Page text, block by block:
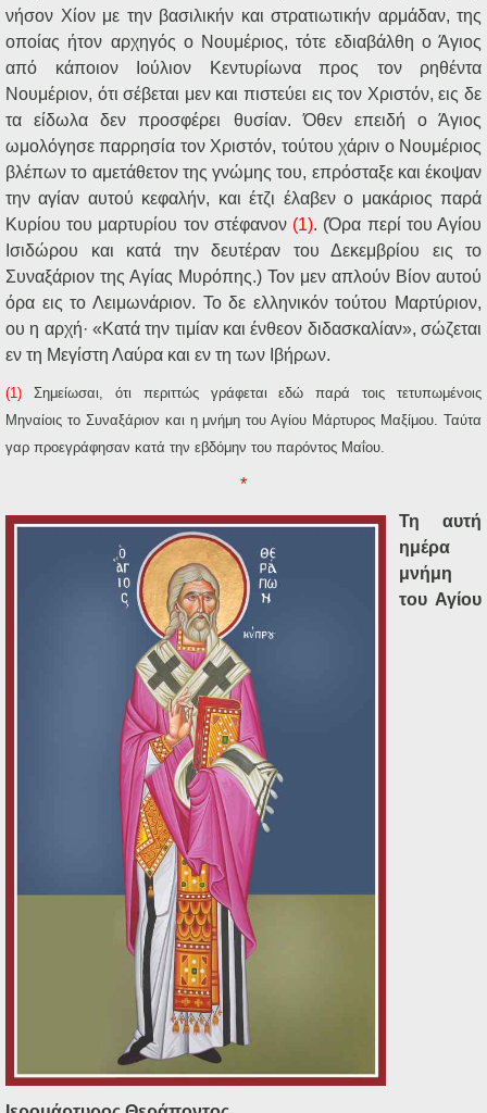
νήσον Χίον με την βασιλικήν και στρατιωτικήν αρμάδαν, της
οποίας ήτον αρχηγός ο Νουμέριος, τότε εδιαβάλθη ο Άγιος
από κάποιον Ιούλιον Κεντυρίωνα προς τον ρηθέντα
Νουμέριον, ότι σέβεται μεν και πιστεύει εις τον Χριστόν, εις δε
τα είδωλα δεν προσφέρει θυσίαν. Όθεν επειδή ο Άγιος
ωμολόγησε παρρησία τον Χριστόν, τούτου χάριν ο Νουμέριος
βλέπων το αμετάθετον της γνώμης του, επρόσταξε και έκοψαν
την αγίαν αυτού κεφαλήν, και έτζι έλαβεν ο μακάριος παρά
Κυρίου του μαρτυρίου τον στέφανον (1). (Όρα περί του Αγίου
Ισιδώρου και κατά την δευτέραν του Δεκεμβρίου εις το
Συναξάριον της Αγίας Μυρόπης.) Τον μεν απλούν Βίον αυτού
όρα εις το Λειμωνάριον. Το δε ελληνικόν τούτου Μαρτύριον,
ου η αρχή· «Κατά την τιμίαν και ένθεον διδασκαλίαν», σώζεται
εν τη Μεγίστη Λαύρα και εν τη των Ιβήρων.
(1) Σημείωσαι, ότι περιττώς γράφεται εδώ παρά τοις τετυπωμένοις
Μηναίοις το Συναξάριον και η μνήμη του Αγίου Μάρτυρος Μαξίμου. Ταύτα
γαρ προεγράφησαν κατά την εβδόμην του παρόντος Μαΐου.
*
Τη αυτή
ημέρα
μνήμη
του Αγίου